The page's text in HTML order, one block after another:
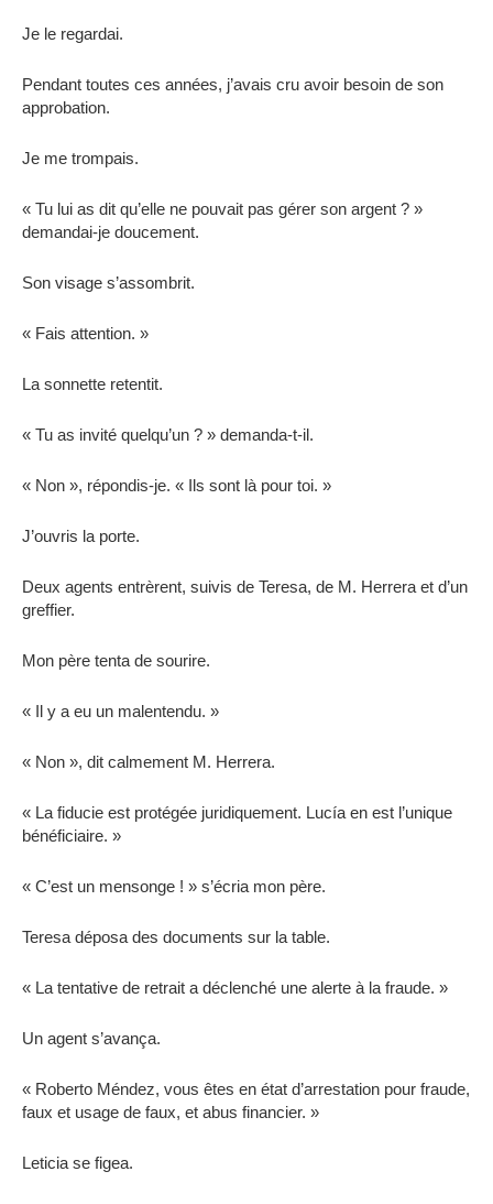
Je le regardai.
Pendant toutes ces années, j’avais cru avoir besoin de son
approbation.
Je me trompais.
« Tu lui as dit qu’elle ne pouvait pas gérer son argent ? »
demandai-je doucement.
Son visage s’assombrit.
« Fais attention. »
La sonnette retentit.
« Tu as invité quelqu’un ? » demanda-t-il.
« Non », répondis-je. « Ils sont là pour toi. »
J’ouvris la porte.
Deux agents entrèrent, suivis de Teresa, de M. Herrera et d’un
greffier.
Mon père tenta de sourire.
« Il y a eu un malentendu. »
« Non », dit calmement M. Herrera.
« La fiducie est protégée juridiquement. Lucía en est l’unique
bénéficiaire. »
« C’est un mensonge ! » s’écria mon père.
Teresa déposa des documents sur la table.
« La tentative de retrait a déclenché une alerte à la fraude. »
Un agent s’avança.
« Roberto Méndez, vous êtes en état d’arrestation pour fraude,
faux et usage de faux, et abus financier. »
Leticia se figea.